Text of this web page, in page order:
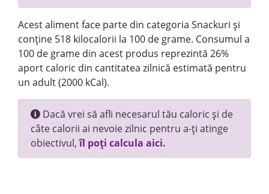
Acest aliment face parte din categoria Snackuri și
conține 518 kilocalorii la 100 de grame. Consumul a
100 de grame din acest produs reprezintă 26%
aport caloric din cantitatea zilnică estimată pentru
un adult (2000 kCal).
Dacă vrei să afli necesarul tău caloric și de
câte calorii ai nevoie zilnic pentru a-ți atinge
obiectivul,îl poți calcula aici.